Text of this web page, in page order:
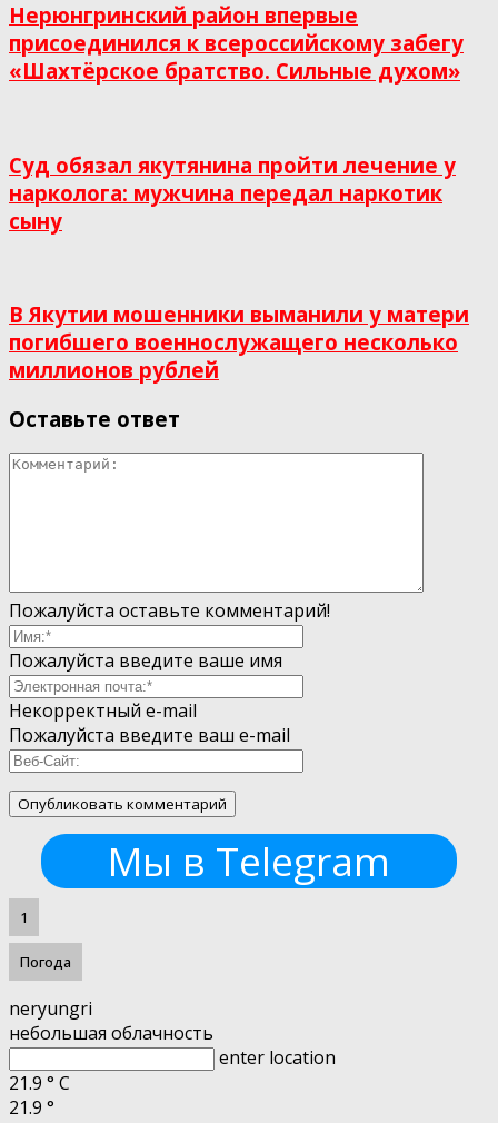
Нерюнгринский район впервые
присоединился к всероссийскому забегу
«Шахтёрское братство. Сильные духом»
Суд обязал якутянина пройти лечение у
нарколога: мужчина передал наркотик
сыну
В Якутии мошенники выманили у матери
погибшего военнослужащего несколько
миллионов рублей
Оставьте ответ
Пожалуйста оставьте комментарий!
Пожалуйста введите ваше имя
Некорректный e-mail
Пожалуйста введите ваш e-mail
Мы в Telegram
1
Погода
neryungri
небольшая облачность
enter location
21.9 ° C
21.9 °